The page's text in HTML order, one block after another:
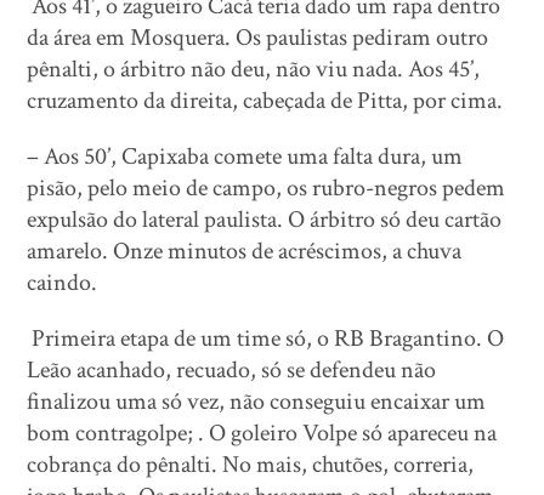
da área em Mosquera. Os paulistas pediram outro
pênalti, o árbitro não deu, não viu nada. Aos 45’,
cruzamento da direita, cabeçada de Pitta, por cima.
– Aos 50’, Capixaba comete uma falta dura, um
pisão, pelo meio de campo, os rubro-negros pedem
expulsão do lateral paulista. O árbitro só deu cartão
amarelo. Onze minutos de acréscimos, a chuva
caindo.
Primeira etapa de um time só, o RB Bragantino. O
Leão acanhado, recuado, só se defendeu não
finalizou uma só vez, não conseguiu encaixar um
bom contragolpe; . O goleiro Volpe só apareceu na
cobrança do pênalti. No mais, chutões, correria,